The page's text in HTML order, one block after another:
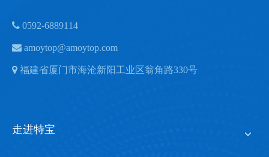
 0592-6889114
 amoytop@amoytop.com
 福建省厦门市海沧新阳工业区翁角路330号
走进特宝